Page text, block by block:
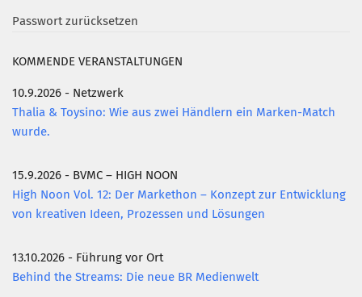
Mitglied werden
PODCAST
AKTUELLES
KONTAKT
Passwort zurücksetzen
KOMMENDE VERANSTALTUNGEN
10.9.2026 - Netzwerk
Thalia & Toysino: Wie aus zwei Händlern ein Marken-Match
wurde.
15.9.2026 - BVMC – HIGH NOON
High Noon Vol. 12: Der Markethon – Konzept zur Entwicklung
von kreativen Ideen, Prozessen und Lösungen
13.10.2026 - Führung vor Ort
Behind the Streams: Die neue BR Medienwelt